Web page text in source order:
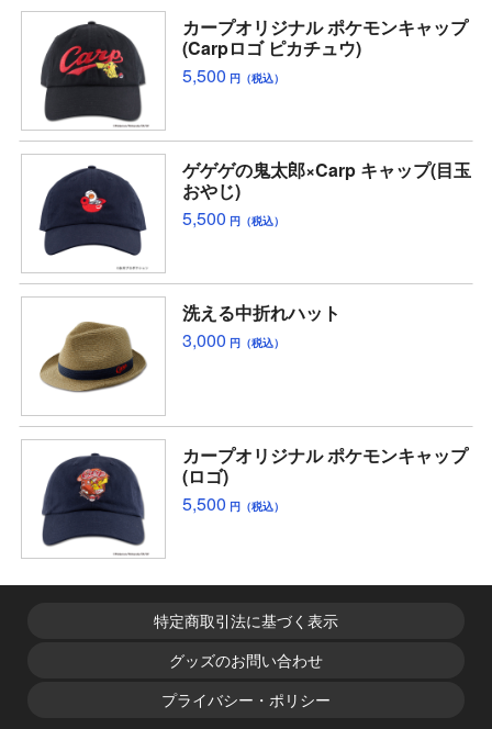
カープオリジナル ポケモンキャップ
(Carpロゴ ピカチュウ)
5,500 円（税込）
ゲゲゲの鬼太郎×Carp キャップ(目玉
おやじ)
5,500 円（税込）
洗える中折れハット
3,000 円（税込）
カープオリジナル ポケモンキャップ
(ロゴ)
5,500 円（税込）
特定商取引法に基づく表示
グッズのお問い合わせ
プライバシー・ポリシー